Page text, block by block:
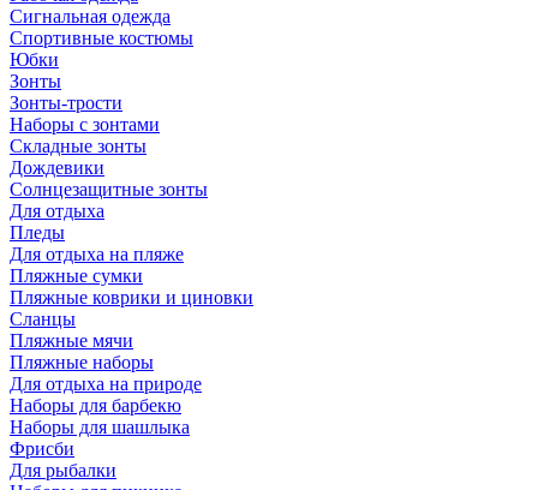
Сигнальная одежда
Спортивные костюмы
Юбки
Зонты
Зонты-трости
Наборы с зонтами
Складные зонты
Дождевики
Солнцезащитные зонты
Для отдыха
Пледы
Для отдыха на пляже
Пляжные сумки
Пляжные коврики и циновки
Сланцы
Пляжные мячи
Пляжные наборы
Для отдыха на природе
Наборы для барбекю
Наборы для шашлыка
Фрисби
Для рыбалки